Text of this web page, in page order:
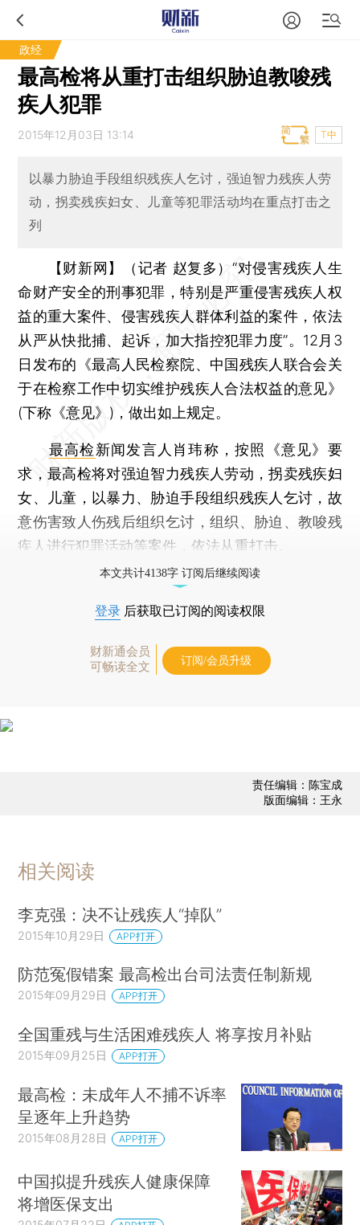
政经
最高检将从重打击组织胁迫教唆残
疾人犯罪
2015年12月03日 13:14 T中
以暴力胁迫手段组织残疾人乞讨，强迫智力残疾人劳
动，拐卖残疾妇女、儿童等犯罪活动均在重点打击之
列
【财新网】（记者 赵复多）“对侵害残疾人生
命财产安全的刑事犯罪，特别是严重侵害残疾人权
益的重大案件、侵害残疾人群体利益的案件，依法
从严从快批捕、起诉，加大指控犯罪力度”。12月3
日发布的《最高人民检察院、中国残疾人联合会关
于在检察工作中切实维护残疾人合法权益的意见》
(下称《意见》)，做出如上规定。
最高检新闻发言人肖玮称，按照《意见》要
求，最高检将对强迫智力残疾人劳动，拐卖残疾妇
女、儿童，以暴力、胁迫手段组织残疾人乞讨，故
意伤害致人伤残后组织乞讨，组织、胁迫、教唆残
疾人进行犯罪活动等案件，依法从重打击。
本文共计4138字 订阅后继续阅读
登录 后获取已订阅的阅读权限
财新通会员
可畅读全文
订阅/会员升级
责任编辑：陈宝成
版面编辑：王永
相关阅读
李克强：决不让残疾人“掉队”
2015年10月29日 APP打开
防范冤假错案 最高检出台司法责任制新规
2015年09月29日 APP打开
全国重残与生活困难残疾人 将享按月补贴
2015年09月25日 APP打开
最高检：未成年人不捕不诉率
呈逐年上升趋势
2015年08月28日 APP打开
中国拟提升残疾人健康保障
将增医保支出